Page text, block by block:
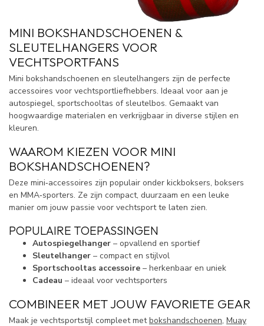
MINI BOKSHANDSCHOENEN &
SLEUTELHANGERS VOOR
VECHTSPORTFANS
Mini bokshandschoenen en sleutelhangers zijn de perfecte
accessoires voor vechtsportliefhebbers. Ideaal voor aan je
autospiegel, sportschooltas of sleutelbos. Gemaakt van
hoogwaardige materialen en verkrijgbaar in diverse stijlen en
kleuren.
WAAROM KIEZEN VOOR MINI
BOKSHANDSCHOENEN?
Deze mini‑accessoires zijn populair onder kickboksers, boksers
en MMA‑sporters. Ze zijn compact, duurzaam en een leuke
manier om jouw passie voor vechtsport te laten zien.
POPULAIRE TOEPASSINGEN
Autospiegelhanger – opvallend en sportief
Sleutelhanger – compact en stijlvol
Sportschooltas accessoire – herkenbaar en uniek
Cadeau – ideaal voor vechtsporters
COMBINEER MET JOUW FAVORIETE GEAR
Maak je vechtsportstijl compleet metbokshandschoenen, Muay